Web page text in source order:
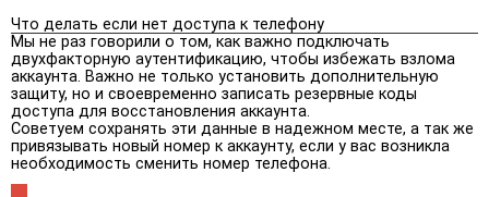
Что делать если нет доступа к телефону
Мы не раз говорили о том, как важно подключать
двухфакторную аутентификацию, чтобы избежать взлома
аккаунта. Важно не только установить дополнительную
защиту, но и своевременно записать резервные коды
доступа для восстановления аккаунта.
Советуем сохранять эти данные в надежном месте, а так же
привязывать новый номер к аккаунту, если у вас возникла
необходимость сменить номер телефона.